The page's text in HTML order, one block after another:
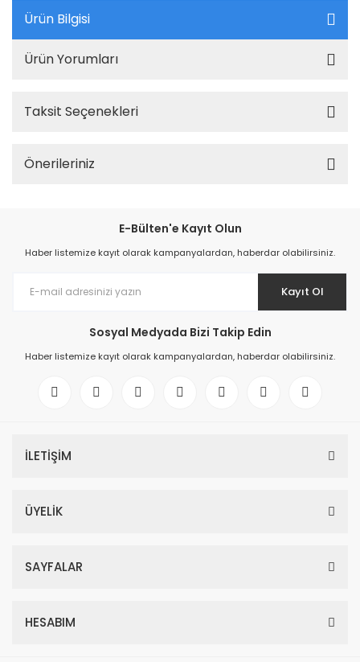
Ürün Bilgisi
Ürün Yorumları
Taksit Seçenekleri
Önerileriniz
E-Bülten'e Kayıt Olun
Haber listemize kayıt olarak kampanyalardan, haberdar olabilirsiniz.
Kayıt Ol
Sosyal Medyada Bizi Takip Edin
Haber listemize kayıt olarak kampanyalardan, haberdar olabilirsiniz.
İLETİŞİM
ÜYELİK
SAYFALAR
HESABIM